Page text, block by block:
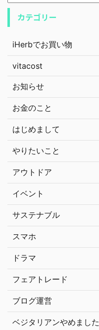
カテゴリー
iHerbでお買い物
vitacost
お知らせ
お金のこと
はじめまして
やりたいこと
アウトドア
イベント
サステナブル
スマホ
ドラマ
フェアトレード
ブログ運営
ベジタリアンやめました